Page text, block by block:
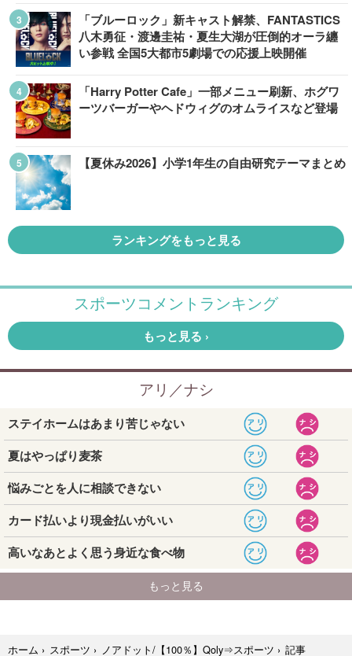
「ブルーロック」新キャスト解禁、FANTASTICS
八木勇征・渡邊圭祐・夏生大湖が圧倒的オーラ纏
い参戦 全国5大都市5劇場での応援上映開催
「Harry Potter Cafe」一部メニュー刷新、ホグワ
ーツバーガーやヘドウィグのオムライスなど登場
【夏休み2026】小学1年生の自由研究テーマまとめ
ランキングをもっと見る
ホーム › スポーツ › ノアドット/【100％】Qoly⇒スポーツ › 記事